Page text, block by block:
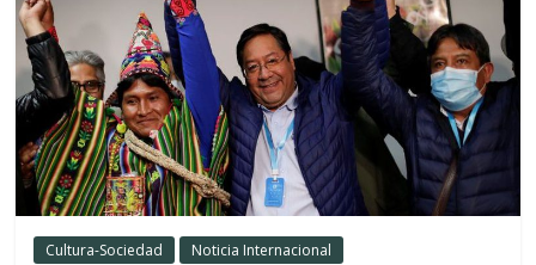
Cultura-Sociedad Noticia Internacional